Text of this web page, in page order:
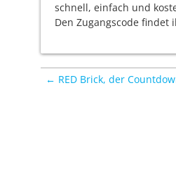
schnell, einfach und
Den Zugangscode
← RED Brick, der